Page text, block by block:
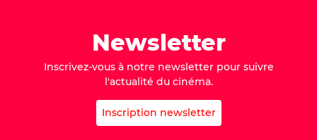
Newsletter
Inscrivez-vous à notre newsletter pour suivre
l'actualité du cinéma.
Inscription newsletter